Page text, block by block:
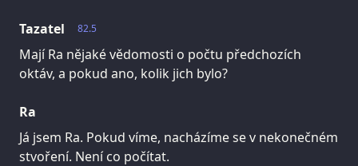
82.5
Tazatel
Mají Ra nějaké vědomosti o počtu předchozích
oktáv, a pokud ano, kolik jich bylo?
Ra
Já jsem Ra. Pokud víme, nacházíme se v nekonečném
stvoření. Není co počítat.